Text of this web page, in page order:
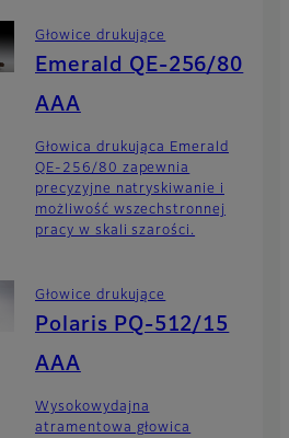
Głowice drukujące
Emerald QE-256/80
AAA
Głowica drukująca Emerald
QE-256/80 zapewnia
precyzyjne natryskiwanie i
możliwość wszechstronnej
pracy w skali szarości.
Głowice drukujące
Polaris PQ-512/15
AAA
Wysokowydajna
atramentowa głowica